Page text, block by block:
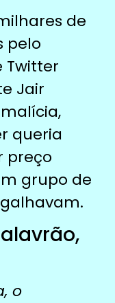
de
pelo
Twitter
Jair
queria
preço
grupo de
o